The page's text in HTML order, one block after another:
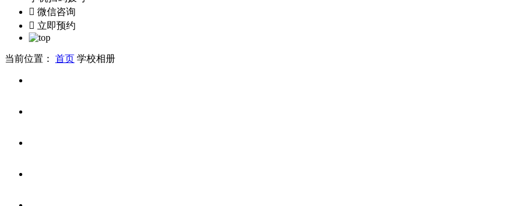
 微信咨询
 立即预约
当前位置： 首页 学校相册